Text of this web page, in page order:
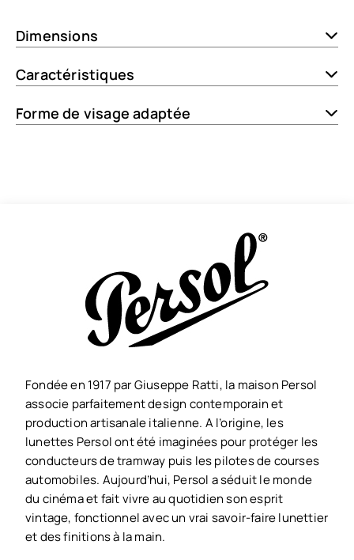
Dimensions
Caractéristiques
Forme de visage adaptée
Fondée en 1917 par Giuseppe Ratti, la maison Persol
associe parfaitement design contemporain et
production artisanale italienne. A l’origine, les
lunettes Persol ont été imaginées pour protéger les
conducteurs de tramway puis les pilotes de courses
automobiles. Aujourd’hui, Persol a séduit le monde
du cinéma et fait vivre au quotidien son esprit
vintage, fonctionnel avec un vrai savoir-faire lunettier
et des finitions à la main.